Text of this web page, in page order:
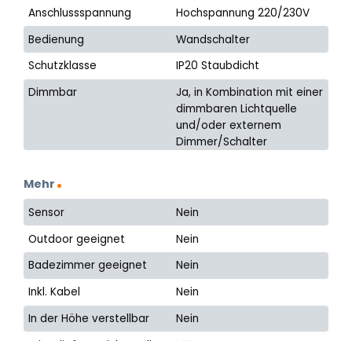
Anschlussspannung
Hochspannung 220/230V
Bedienung
Wandschalter
Schutzklasse
IP20 Staubdicht
Dimmbar
Ja, in Kombination mit einer
dimmbaren Lichtquelle
und/oder externem
Dimmer/Schalter
Mehr
Sensor
Nein
Outdoor geeignet
Nein
Badezimmer geeignet
Nein
Inkl. Kabel
Nein
In der Höhe verstellbar
Nein